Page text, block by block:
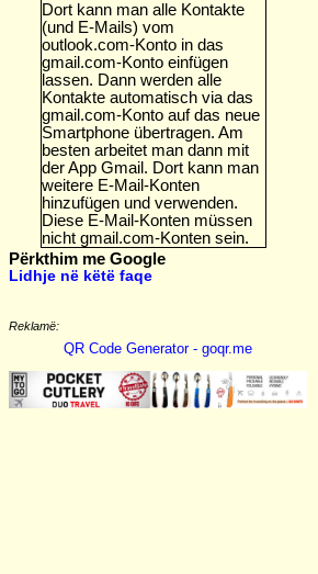
Dort kann man alle Kontakte
(und E-Mails) vom
outlook.com-Konto in das
gmail.com-Konto einfügen
lassen. Dann werden alle
Kontakte automatisch via das
gmail.com-Konto auf das neue
Smartphone übertragen. Am
besten arbeitet man dann mit
der App Gmail. Dort kann man
weitere E-Mail-Konten
hinzufügen und verwenden.
Diese E-Mail-Konten müssen
nicht gmail.com-Konten sein.
Përkthim me Google
Lidhje në këtë faqe
Reklamë:
QR Code Generator - goqr.me